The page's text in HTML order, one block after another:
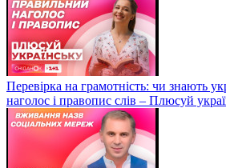
Перевірка на грамотність: чи знають
наголос і правопис слів – Плюсуй